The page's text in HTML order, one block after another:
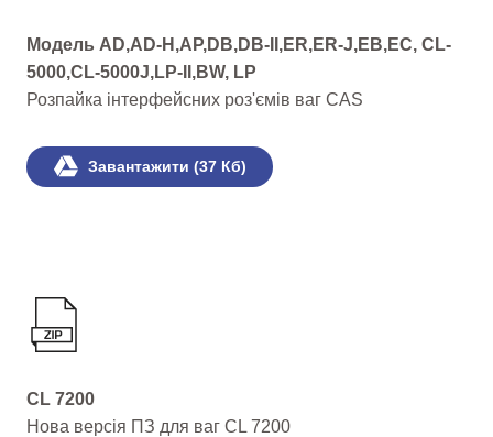
Модель AD,AD-H,AP,DB,DB-II,ER,ER-J,EB,EC, CL-
5000,CL-5000J,LP-II,BW, LP
Розпайка інтерфейсних роз'ємів ваг CAS
Завантажити (37 Кб)
CL 7200
Нова версія ПЗ для ваг CL 7200